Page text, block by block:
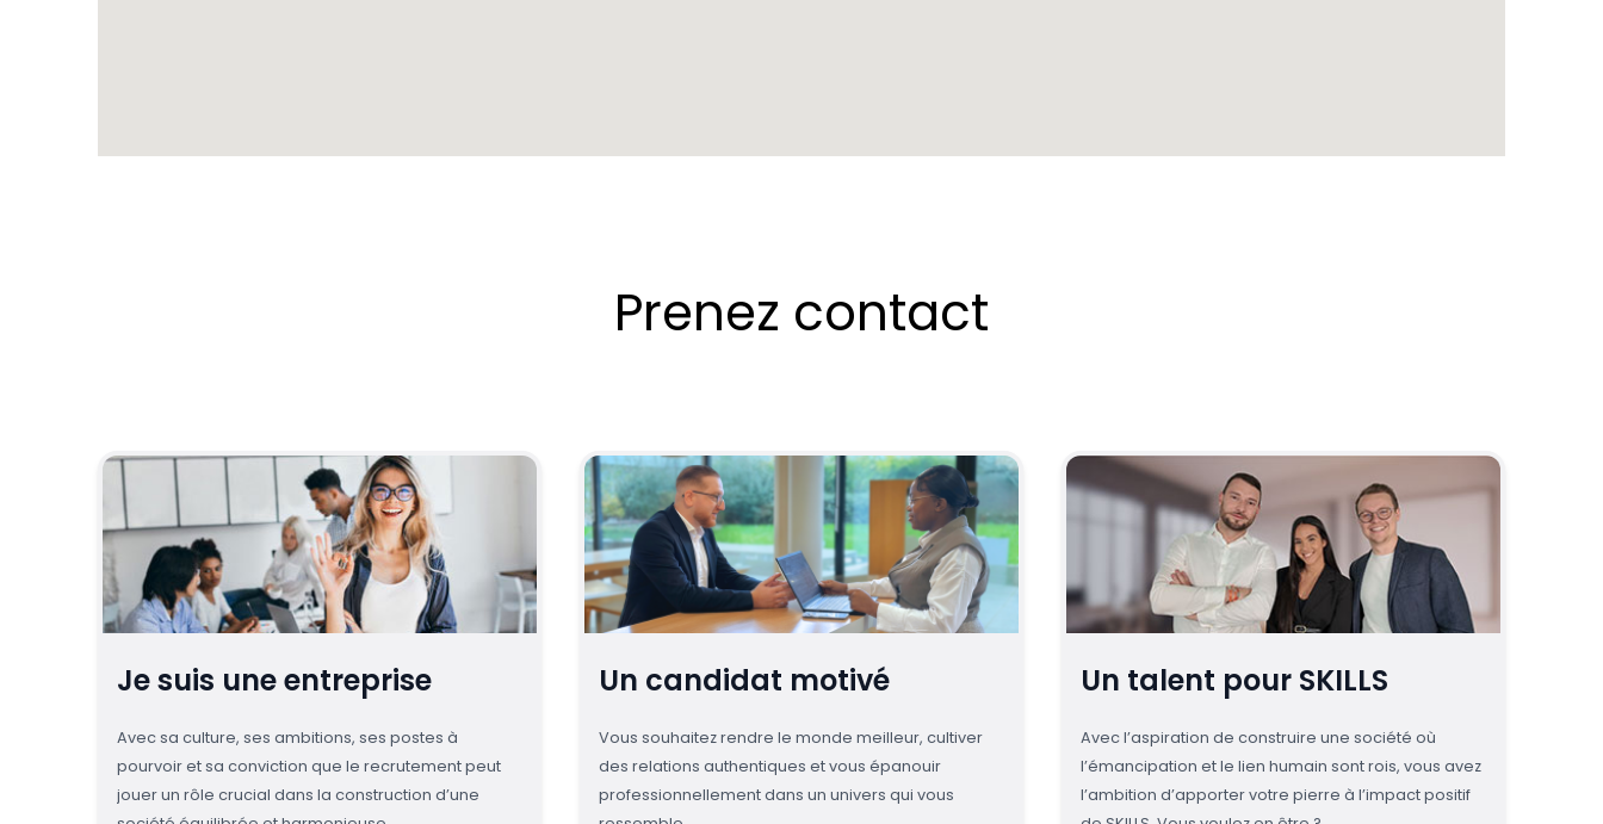
Prenez contact
Je suis une entreprise
Avec sa culture, ses ambitions, ses postes à
pourvoir et sa conviction que le recrutement peut
jouer un rôle crucial dans la construction d’une
Un candidat motivé
Vous souhaitez rendre le monde meilleur, cultiver
des relations authentiques et vous épanouir
professionnellement dans un univers qui vous
Un talent pour SKILLS
Avec l’aspiration de construire une société où
l’émancipation et le lien humain sont rois, vous avez
l’ambition d’apporter votre pierre à l’impact positif